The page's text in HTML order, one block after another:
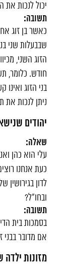
יכול לנכות את
תשובה:
כאשר בן זוג
שבבעלות שני
הזוג השני,
חודש. כלומר,
בני הזוג
ניתן לנכות
יהודים
שאלה:
עלי הוא כהן
כעת אנחנו
לדון בגירושין
ובחו"ל?
תשובה:
בסמכות בית
אם מדובר בבני
מזונות